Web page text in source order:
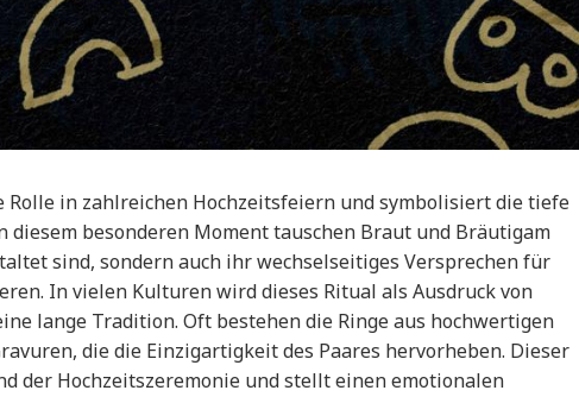
in zahlreichen Hochzeitsfeiern und symbolisiert die tiefe
diesem besonderen Moment tauschen Braut und Bräutigam
sind, sondern auch ihr wechselseitiges Versprechen für
In vielen Kulturen wird dieses Ritual als Ausdruck von
lange Tradition. Oft bestehen die Ringe aus hochwertigen
die die Einzigartigkeit des Paares hervorheben. Dieser
der Hochzeitszeremonie und stellt einen emotionalen